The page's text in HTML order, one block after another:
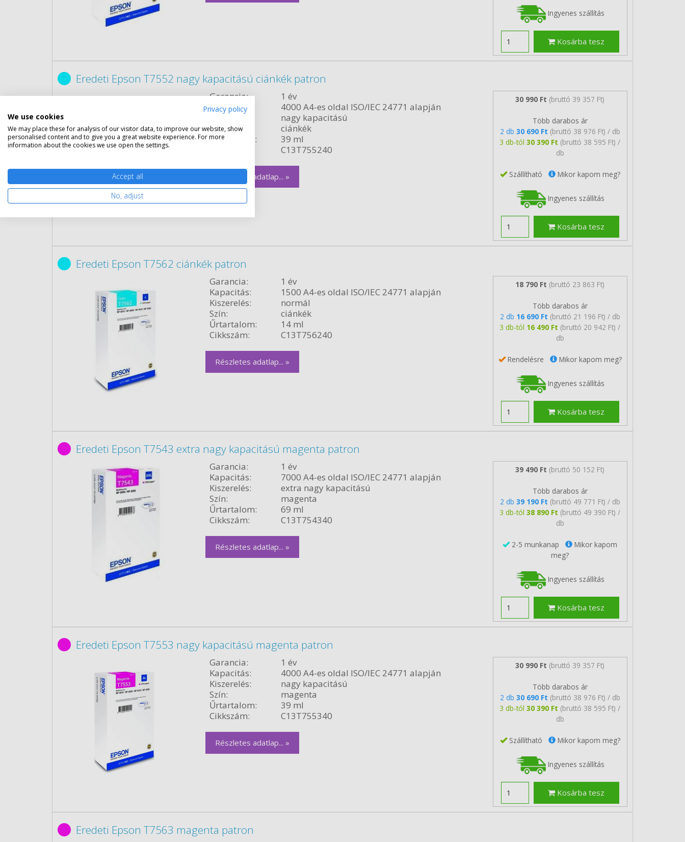
Ingyenes szállítás
Kosárba tesz
Eredeti Epson T7552 nagy kapacitású ciánkék patron
Garancia:
1 év
Kapacitás:
4000 A4-es oldal ISO/IEC 24771 alapján
Kiszerelés:
nagy kapacitású
Szín:
ciánkék
Űrtartalom:
39 ml
C13T755240
Részletes adatlap... »
30 990 Ft (bruttó 39 357 Ft)
Több darabos ár
2 db 30 690 Ft (bruttó 38 976 Ft) / db
3 db-tól30 390 Ft (bruttó 38 595 Ft) /
db
Szállítható Mikor kapom meg?
Ingyenes szállítás
Kosárba tesz
Eredeti Epson T7562 ciánkék patron
Garancia:
1 év
Kapacitás:
1500 A4-es oldal ISO/IEC 24771 alapján
Kiszerelés:
normál
Szín:
ciánkék
Űrtartalom:
14 ml
Cikkszám:
C13T756240
Részletes adatlap... »
18 790 Ft (bruttó 23 863 Ft)
Több darabos ár
2 db 16 690 Ft (bruttó 21 196 Ft) / db
3 db-tól 16 490 Ft (bruttó 20 942 Ft) /
db
Rendelésre Mikor kapom meg?
Ingyenes szállítás
Kosárba tesz
Eredeti Epson T7543 extra nagy kapacitású magenta patron
Garancia:
1 év
Kapacitás:
7000 A4-es oldal ISO/IEC 24771 alapján
Kiszerelés:
extra nagy kapacitású
Szín:
magenta
Űrtartalom:
69 ml
Cikkszám:
C13T754340
Részletes adatlap... »
39 490 Ft (bruttó 50 152 Ft)
Több darabos ár
2 db 39 190 Ft (bruttó 49 771 Ft) / db
3 db-tól38 890 Ft (bruttó 49 390 Ft) /
db
2-5 munkanap
Mikor kapom
meg?
Ingyenes szállítás
Kosárba tesz
Eredeti Epson T7553 nagy kapacitású magenta patron
Garancia:
1 év
Kapacitás:
4000 A4-es oldal ISO/IEC 24771 alapján
Kiszerelés:
nagy kapacitású
Szín:
magenta
Űrtartalom:
39 ml
Cikkszám:
C13T755340
Részletes adatlap... »
30 990 Ft (bruttó 39 357 Ft)
Több darabos ár
2 db 30 690 Ft (bruttó 38 976 Ft) / db
3 db-tól30 390 Ft (bruttó 38 595 Ft) /
db
Szállítható Mikor kapom meg?
Ingyenes szállítás
Kosárba tesz
Eredeti Epson T7563 magenta patron
Privacy policy
We use cookies
We may place these for analysis of our visitor data, to improve our website, show
personalised content and to give you a great website experience. For more
information about the cookies we use open the settings.
Accept all
No, adjust